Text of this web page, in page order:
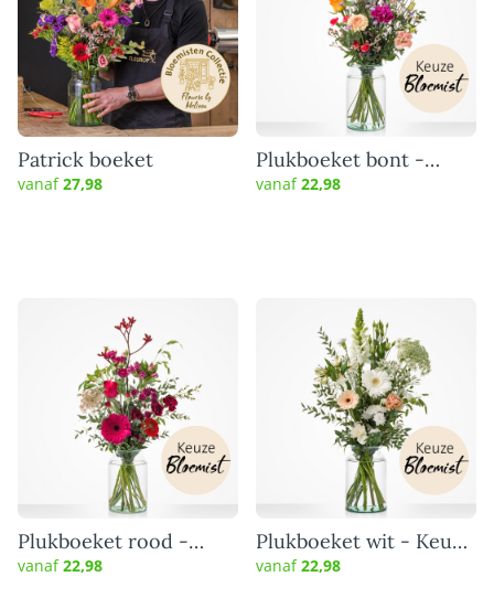
Patrick boeket
vanaf27,98
Plukboeket bont -
Keuze bloemist
vanaf22,98
Plukboeket rood -
Keuze bloemist
vanaf22,98
Plukboeket wit - Keuze
bloemist
vanaf22,98